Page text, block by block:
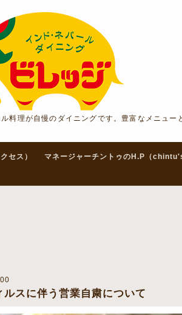
料理が自慢のダイニングです。豊富なメニュー
セス） マネージャーチントゥのH.P（
ルスに伴う営業自粛について